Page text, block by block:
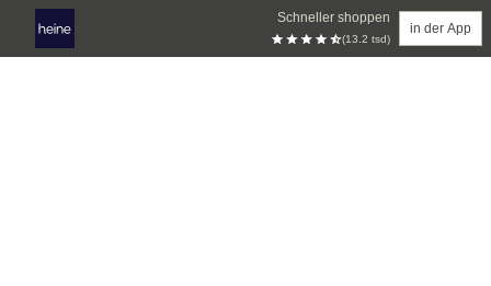
Schneller shoppen
(13.2 tsd)
in der App